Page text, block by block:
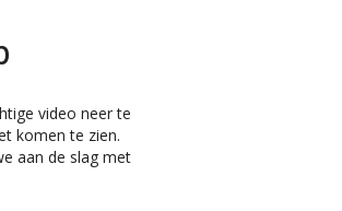
video neer te
komen te zien.
aan de slag met